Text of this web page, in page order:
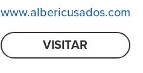
www.albericusados.com
VISITAR